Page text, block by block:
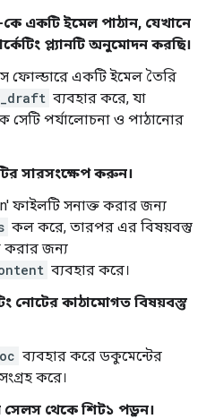
একটি ইমেল পাঠান, যেখানে
প্ল্যানটি অনুমোদন করছি।
ফোল্ডারে একটি ইমেল তৈরি
ব্যবহার করে, যা
পর্যালোচনা ও পাঠানোর
সারসংক্ষেপ করুন।
ফাইলটি সনাক্ত করার জন্য
কল করে, তারপর এর বিষয়বস্তু
করার জন্য
ব্যবহার করে।
নোটের কাঠামোগত বিষয়বস্তু
ব্যবহার করে ডকুমেন্টের
করে।
সেলস থেকে শিট১ পড়ুন।